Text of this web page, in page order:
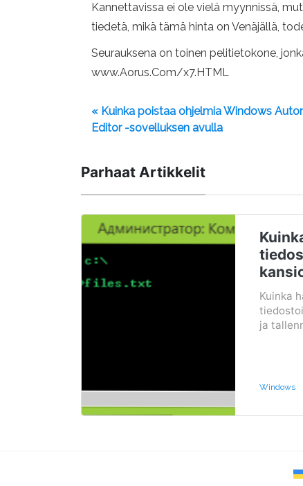
Kannettavissa ei ole vielä myynnissä,
tiedetä, mikä tämä hinta on Venäjällä,
Seurauksena on toinen pelitietokone,
www.Aorus.Com/x7.HTML
« Kuinka poistaa ohjelmia Windows
Editor -sovelluksen avulla
Parhaat Artikkelit
Kuinka
ja
Windows